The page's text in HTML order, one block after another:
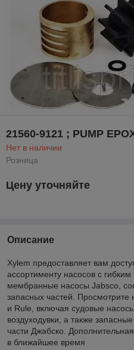
21560-9121 ; PUMP
Нет в наличии
Розница
Цену уточняйте
Описание
Xylem предоставляет вам
ассортименту насосов с
мембранные насосы Jabsco,
запасных частей.
и Rule, включая судовые
воздуходувки, а также
части Джабско.
в ближайшее время